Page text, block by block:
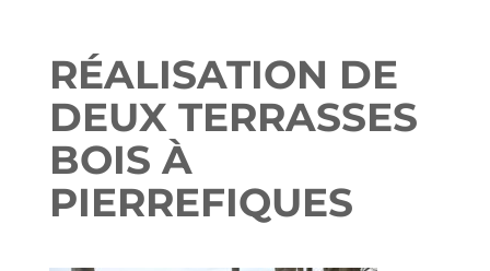
RÉALISATION DE
DEUX TERRASSES
BOIS À
PIERREFIQUES